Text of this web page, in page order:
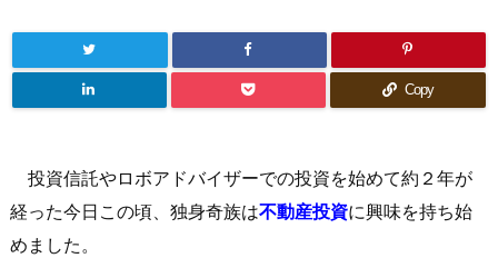
Copy
投資信託やロボアドバイザーでの投資を始めて約２年が
経った今日この頃、独身奇族は不動産投資に興味を持ち始
めました。